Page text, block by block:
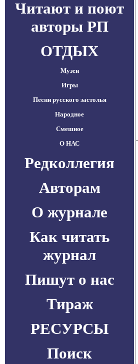
Читают и поют
авторы РП
ОТДЫХ
Музеи
Игры
Песни русского застолья
Народное
Смешное
О НАС
Редколлегия
Авторам
О журнале
Как читать
журнал
Пишут о нас
Тираж
РЕСУРСЫ
Поиск